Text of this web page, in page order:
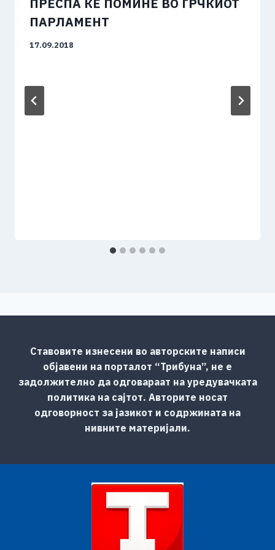
ПРЕСПА ЌЕ ПОМИНЕ ВО ГРЧКИОТ
ПАРЛАМЕНТ
17.09.2018
Ставовите изнесени во авторските написи
објавени на порталот “Трибуна”, не е
задолжително да одговараат на уредувачката
политика на сајтот. Авторите носат
одговорност за јазикот и содржината на
нивните материјали.